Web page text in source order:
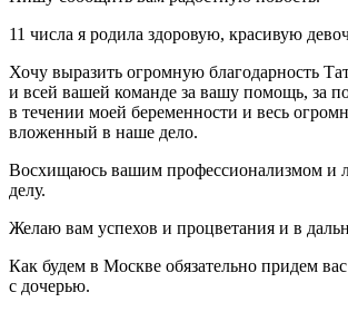
11 числа я родила здоровую, красивую
Хочу выразить огромную благодарность
и всей вашей команде за вашу помощь, за
в течении моей беременности и весь
вложенный в наше дело.
Восхищаюсь вашим профессионализмом и
делу.
Желаю вам успехов и процветания и в
Как будем в Москве обязательно придем
с дочерью.